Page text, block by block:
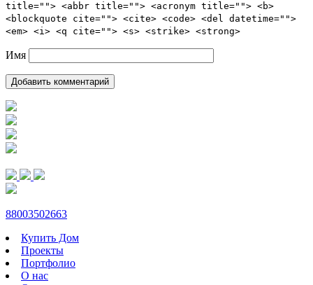
title=""> <abbr title=""> <acronym title=""> <b>
<blockquote cite=""> <cite> <code> <del datetime="">
<em> <i> <q cite=""> <s> <strike> <strong>
Имя
88003502663
Купить Дом
Проекты
Портфолио
О нас